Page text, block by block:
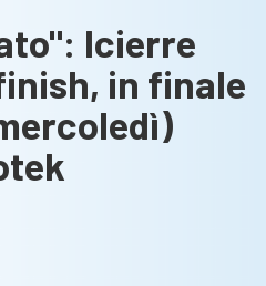
Icierre
in finale